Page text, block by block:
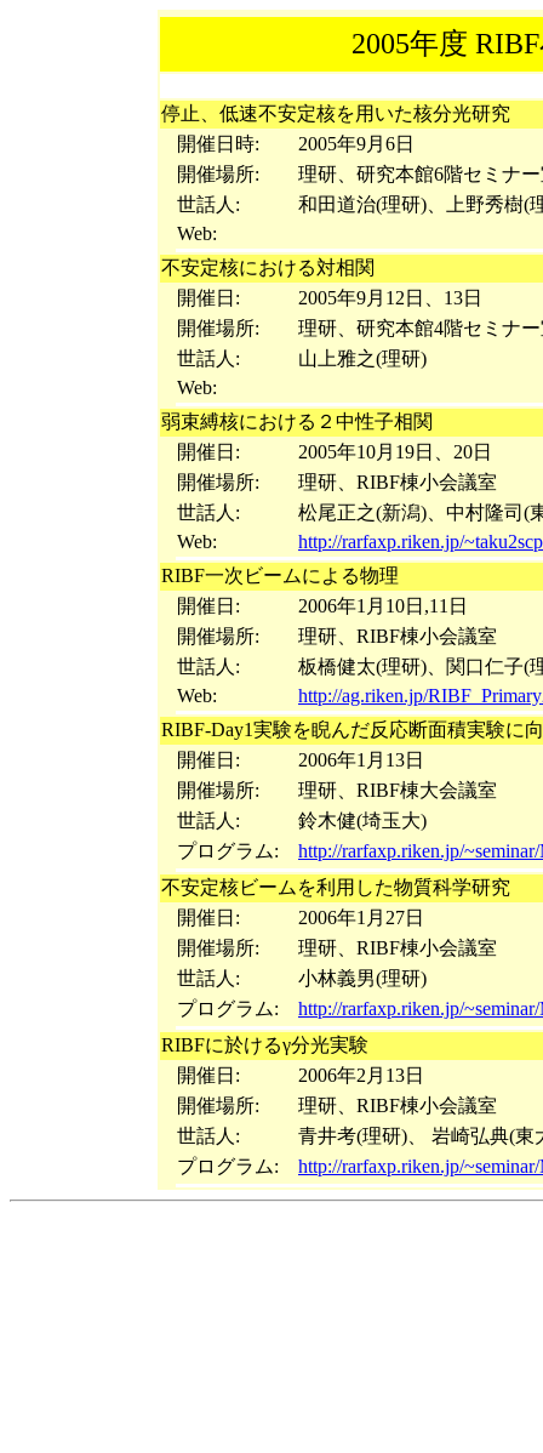
2005年度
停止、低速不安定核を用いた核分光研究
開催日時:
2005年9月6日
開催場所:
理研、研究本館6階セミナ
世話人:
和田道治(理研)、上野秀樹(
Web:
不安定核における対相関
開催日:
2005年9月12日、13日
開催場所:
理研、研究本館4階セミナ
世話人:
山上雅之(理研)
Web:
弱束縛核における２中性子相関
開催日:
2005年10月19日、20日
開催場所:
理研、RIBF棟小会議室
世話人:
松尾正之(新潟)、中村隆司(
Web:
http://rarfaxp.riken.jp/
RIBF一次ビームによる物理
開催日:
2006年1月10日,11日
開催場所:
理研、RIBF棟小会議室
世話人:
板橋健太(理研)、関口仁子(
Web:
http://ag.riken.jp/
RIBF-Day1実験を睨んだ反応断面積実験に
開催日:
2006年1月13日
開催場所:
理研、RIBF棟大会議室
世話人:
鈴木健(埼玉大)
プログラム:
http://rarfaxp.riken.jp/
不安定核ビームを利用した物質科学研究
開催日:
2006年1月27日
開催場所:
理研、RIBF棟小会議室
世話人:
小林義男(理研)
プログラム:
http://rarfaxp.riken.jp/
RIBFに於けるγ分光実験
開催日:
2006年2月13日
開催場所:
理研、RIBF棟小会議室
世話人:
青井考(理研)、 岩崎弘典(東
プログラム:
http://rarfaxp.riken.jp/